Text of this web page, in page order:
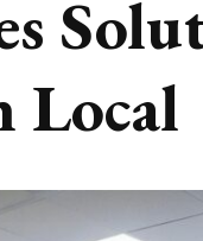
Local